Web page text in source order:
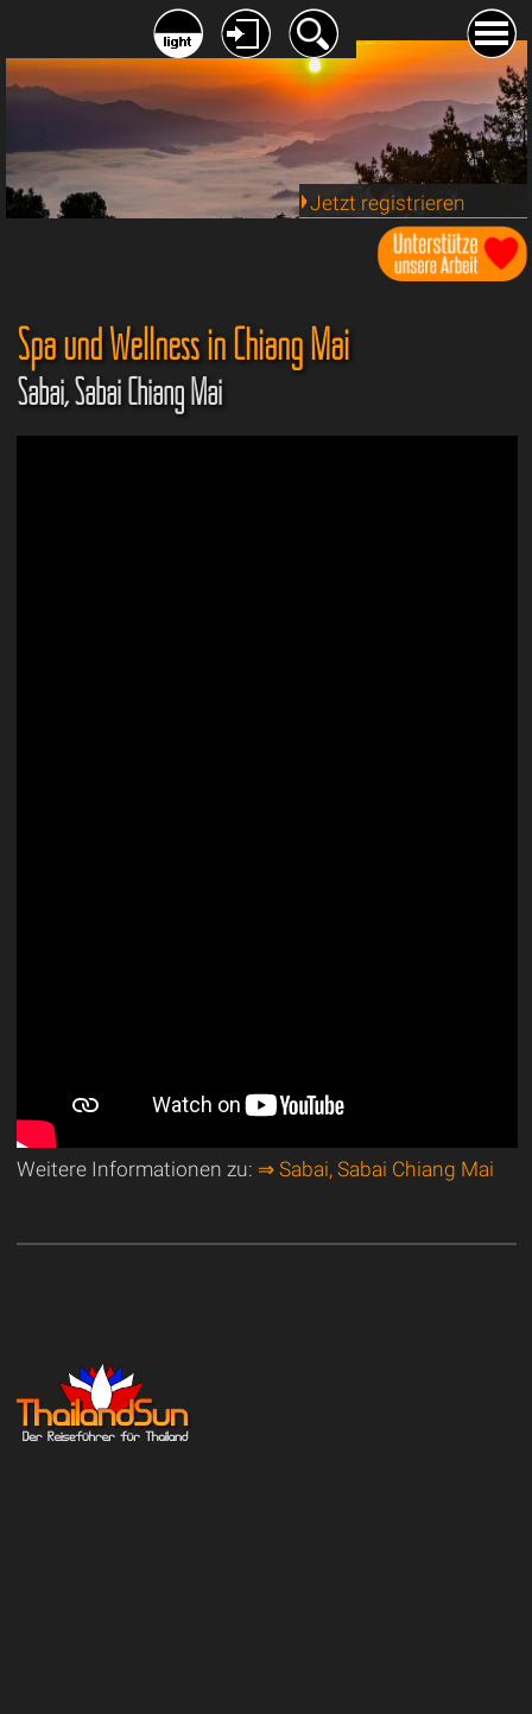
Jetzt registrieren
Spa und Wellness in Chiang Mai
Sabai, Sabai Chiang Mai
Weitere Informationen zu: ⇒ Sabai, Sabai Chiang Mai